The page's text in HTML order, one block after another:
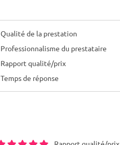
Qualité de la prestation
Professionnalisme du prestataire
Rapport qualité/prix
Temps de réponse